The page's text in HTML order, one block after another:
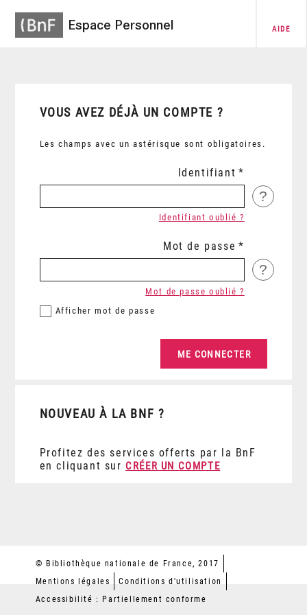
Espace Personnel AIDE
VOUS AVEZ DÉJÀ UN COMPTE ?
Les champs avec un astérisque sont obligatoires.
Identifiant
?
Identifiant oublié ?
Mot de passe
?
Afficher mot de passe
Mot de passe oublié ?
NOUVEAU À LA BNF ?
Profitez des services offerts par la BnF
en cliquant sur CRÉER UN COMPTE
© Bibliothèque nationale de France, 2017
Mentions légales
Conditions d'utilisation
Accessibilité : Partiellement conforme